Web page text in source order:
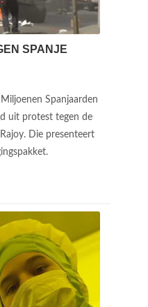
SPANJE
Miljoenen Spanjaarden
uit protest tegen de
Die presenteert